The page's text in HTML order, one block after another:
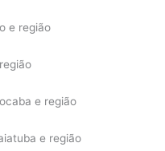
e região
e região
e região